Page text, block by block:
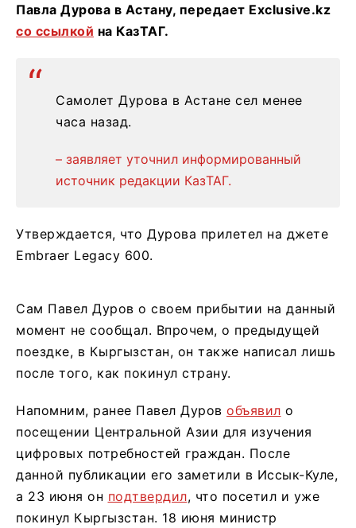
Павла Дурова в Астану, передает Exclusive.kz
со ссылкой на КазТАГ.
Самолет Дурова в Астане сел менее
часа назад.
– заявляет уточнил информированный
источник редакции КазТАГ.
Утверждается, что Дурова прилетел на джете
Embraer Legacy 600.
Сам Павел Дуров о своем прибытии на данный
момент не сообщал. Впрочем, о предыдущей
поездке, в Кыргызстан, он также написал лишь
после того, как покинул страну.
Напомним, ранее Павел Дуров объявил о
посещении Центральной Азии для изучения
цифровых потребностей граждан. После
данной публикации его заметили в Иссык-Куле,
а 23 июня он подтвердил, что посетил и уже
покинул Кыргызстан. 18 июня министр